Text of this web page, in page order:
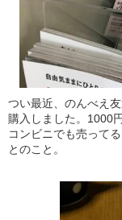
つい最近、のんべえ
購入しました。1000円
コンビニでも売って
とのこと。